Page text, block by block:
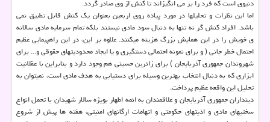
دنیوی است كه فرد را بر می ­انگیزاند تا كنش از وی صادر گردد.
اما این نظرات و تحلیلها در مورد پیاده روی اربعین بعنوان یك كنش قابل تطبیق نمی
باشد. افراد كنش گر نه تنها به دنبال سود مادی نیستند بلكه تمام سرمایه مادی سالانه
ی خویش را در این همایش بزرگ هزینه می­كنند. علاوه بر این، در این راهپیمایی عظیم
احتمال خطر جانی ( و برای نمونه احتمالی دستگیری و یا ایجاد محدودیتهای حقوقی و... برای
شهروندان جمهوری آذربایجان ) برای زائرین حسینی هم وجود دارد و بنابراین با عقلانیت
ابزاری كه به دنبال انتخاب بهترین وسیله برای دستیابی به هدف مادی است، نمی­توان به
تحلیل این واقعه عظیم پرداخت.
دینداران جمهوری آذربایجان و علاقمندان به ائمه اطهار بویژه سالار شهیدان با تحمل انواع
سختیهای مادی و اذیتهای حكومتی و اتهامات ارگانهای امنیتی، هفته ها پیش از شروع